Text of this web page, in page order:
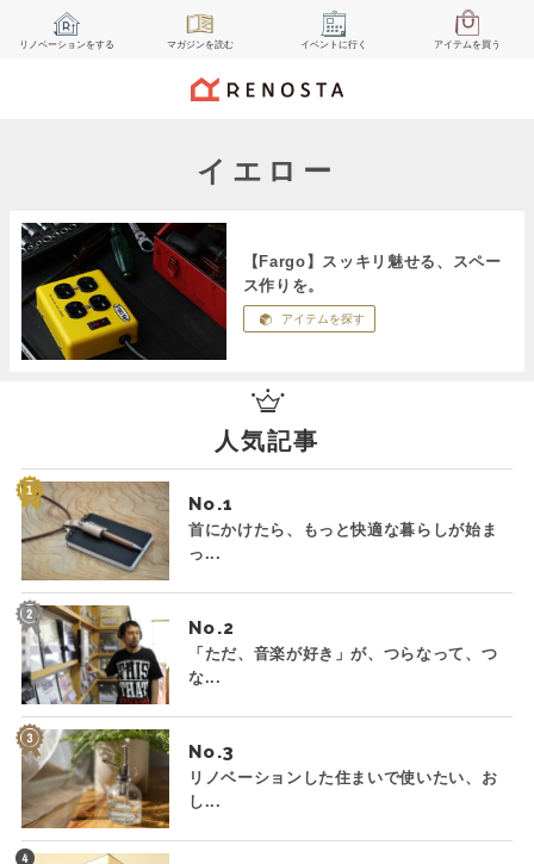
リノベーションをする マガジンを読む イベント に行く アイテムを買う
イエロー
【Fargo】スッキリ魅せる、スペー
ス作りを。
アイテムを探す
人気記事
No.
首にかけたら、もっと快適な暮らしが始ま
っ...
No.
「ただ、音楽が好き」が、つらなって、つ
な...
No.
リノベーションした住まいで使いたい、お
し...